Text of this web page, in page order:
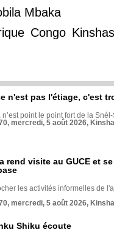
Mbaka
Congo
n'est pas l'étiage, c'est
n’est point le point fort de la
mercredi, 5 août 2026,
rend visite au GUCE et
les activités informelles de
mercredi, 5 août 2026,
Shiku écoute